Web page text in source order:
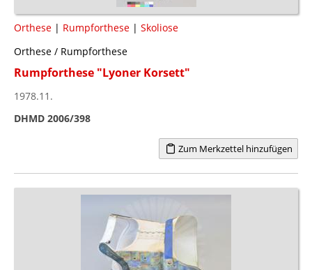
Orthese | Rumpforthese | Skoliose
Orthese / Rumpforthese
Rumpforthese "Lyoner Korsett"
1978.11.
DHMD 2006/398
Zum Merkzettel hinzufügen